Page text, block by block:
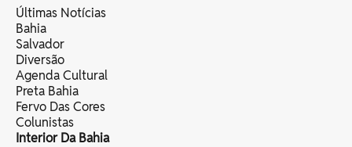
Últimas Notícias
Bahia
Salvador
Diversão
Agenda Cultural
Preta Bahia
Fervo Das Cores
Colunistas
Interior Da Bahia